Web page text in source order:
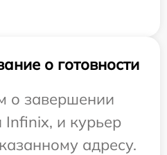
о готовности
завершении
Infinix, и курьер
адресу.